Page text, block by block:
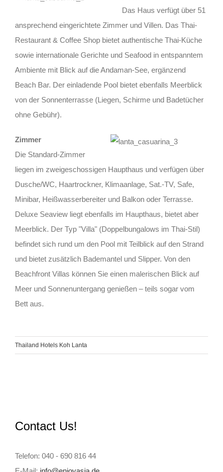
Das Haus verfügt über 51
ansprechend eingerichtete Zimmer und Villen. Das Thai-
Restaurant & Coffee Shop bietet authentische Thai-Küche
sowie internationale Gerichte und Seafood in entspanntem
Ambiente mit Blick auf die Andaman-See, ergänzend
Beach Bar. Der einladende Pool bietet ebenfalls Meerblick
von der Sonnenterrasse (Liegen, Schirme und Badetücher
ohne Gebühr).
Zimmer
Die Standard-Zimmer
liegen im zweigeschossigen Haupthaus und verfügen über
Dusche/WC, Haartrockner, Klimaanlage, Sat.-TV, Safe,
Minibar, Heißwasserbereiter und Balkon oder Terrasse.
Deluxe Seaview liegt ebenfalls im Haupthaus, bietet aber
Meerblick. Der Typ "Villa" (Doppelbungalows im Thai-Stil)
befindet sich rund um den Pool mit Teilblick auf den Strand
und bietet zusätzlich Bademantel und Slipper. Von den
Beachfront Villas können Sie einen malerischen Blick auf
Meer und Sonnenuntergang genießen – teils sogar vom
Bett aus.
Thailand Hotels Koh Lanta
Contact Us!
Telefon: 040 - 690 816 44